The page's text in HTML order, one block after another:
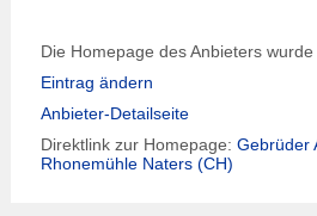
Die Homepage des Anbieters
Eintrag ändern
Anbieter-Detailseite
Direktlink zur Homepage: Gebrüder
Rhonemühle Naters (CH)